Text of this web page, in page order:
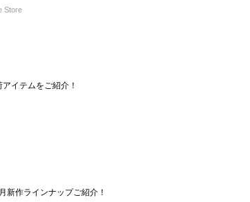
Store
イテムをご紹介！
新作ラインナップご紹介！